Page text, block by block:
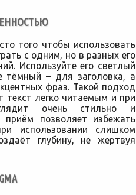
того чтобы использовать
с одним, но в разных его
Используйте его светлый
тёмный – для заголовка, а
фраз. Такой подход
текст легко читаемым и при
очень стильно и
позволяет избежать
использовании слишком
глубину, не жертвуя